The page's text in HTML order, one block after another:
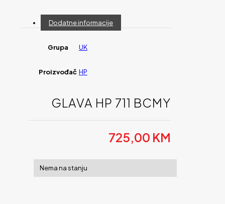
Dodatne informacije
Grupa UK
Proizvođač HP
GLAVA HP 711 BCMY
725,00 KM
Nema na stanju